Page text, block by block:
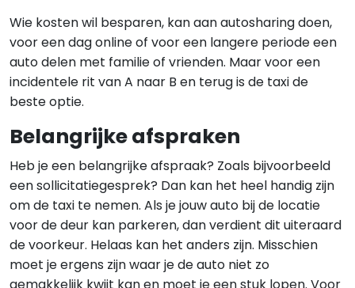
Wie kosten wil besparen, kan aan autosharing doen,
voor een dag online of voor een langere periode een
auto delen met familie of vrienden. Maar voor een
incidentele rit van A naar B en terug is de taxi de
beste optie.
Belangrijke afspraken
Heb je een belangrijke afspraak? Zoals bijvoorbeeld
een sollicitatiegesprek? Dan kan het heel handig zijn
om de taxi te nemen. Als je jouw auto bij de locatie
voor de deur kan parkeren, dan verdient dit uiteraard
de voorkeur. Helaas kan het anders zijn. Misschien
moet je ergens zijn waar je de auto niet zo
gemakkelijk kwijt kan en moet je een stuk lopen. Voor